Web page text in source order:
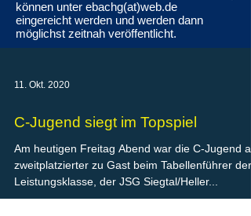
können unter ebachg(at)web.de
eingereicht werden und werden dann
möglichst zeitnah veröffentlicht.
11. Okt. 2020
C-Jugend siegt im Topspiel
Am heutigen Freitag Abend war die C-Jugend
zweitplatzierter zu Gast beim Tabellenführer der
Leistungsklasse, der JSG Siegtal/Heller...